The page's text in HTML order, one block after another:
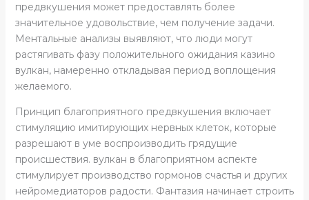
предвкушения может предоставлять более
значительное удовольствие, чем получение задачи.
Ментальные анализы выявляют, что люди могут
растягивать фазу положительного ожидания казино
вулкан, намеренно откладывая период воплощения
желаемого.
Принцип благоприятного предвкушения включает
стимуляцию имитирующих нервных клеток, которые
разрешают в уме воспроизводить грядущие
происшествия. вулкан в благоприятном аспекте
стимулирует производство гормонов счастья и других
нейромедиаторов радости. Фантазия начинает строить